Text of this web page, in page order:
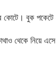
কোটে। বুক
থেকে নিয়ে